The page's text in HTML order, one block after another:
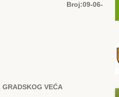
Broj:09-06-
GRADSKOG VЕĆA